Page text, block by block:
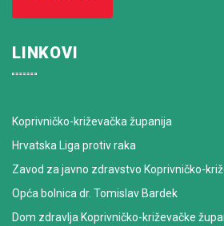
LINKOVI
Koprivničko-križevačka županija
Hrvatska Liga protiv raka
Zavod za javno zdravstvo Koprivničko-
Opća bolnica dr. Tomislav Bardek
Dom zdravlja Koprivničko-križevačke